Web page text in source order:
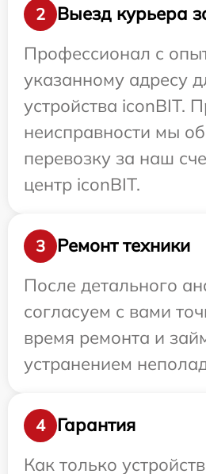
2
Выезд курьера
Профессионал с
указанному адресу
устройства iconBIT.
неисправности мы
перевозку за наш
центр iconBIT.
3
Ремонт техники
После детального
согласуем с вами
время ремонта и
устранением
4
Гарантия
Как только